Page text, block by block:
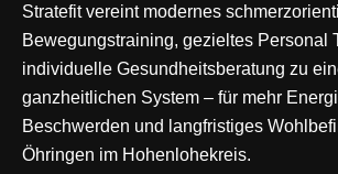
Stratefit vereint modernes
Bewegungstraining, gezieltes Personal
individuelle Gesundheitsberatung zu
ganzheitlichen System – für mehr
Beschwerden und langfristiges
Öhringen im Hohenlohekreis.